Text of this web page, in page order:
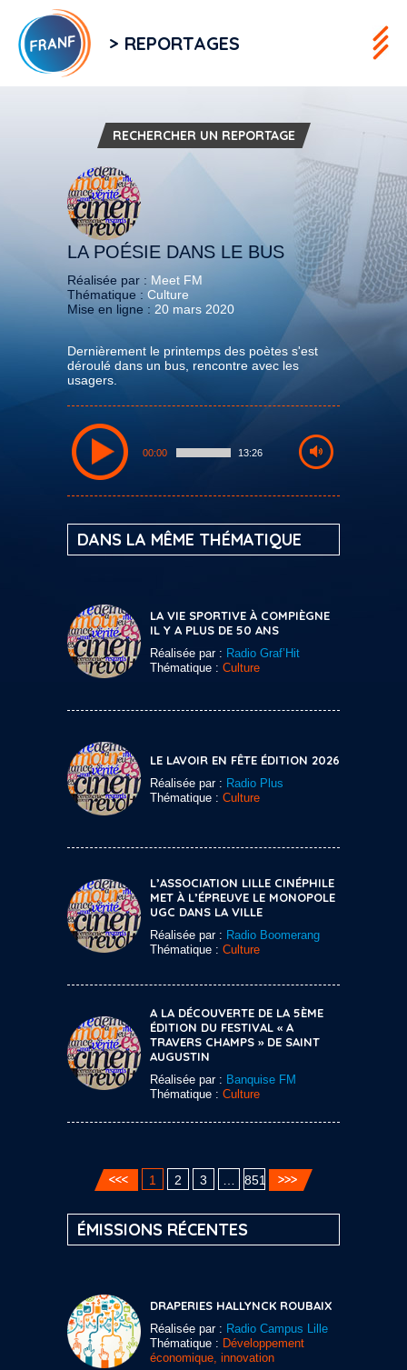
> REPORTAGES
RECHERCHER UN REPORTAGE
LA POÉSIE DANS LE BUS
Réalisée par : Meet FM
Thématique : Culture
Mise en ligne : 20 mars 2020
Dernièrement le printemps des poètes s'est
déroulé dans un bus, rencontre avec les
usagers.
00:00 13:26
DANS LA MÊME THÉMATIQUE
LA VIE SPORTIVE À COMPIÈGNE
IL Y A PLUS DE 50 ANS
Réalisée par : Radio Graf’Hit
Thématique : Culture
LE LAVOIR EN FÊTE ÉDITION 2026
Réalisée par : Radio Plus
Thématique : Culture
L’ASSOCIATION LILLE CINÉPHILE
MET À L’ÉPREUVE LE MONOPOLE
UGC DANS LA VILLE
Réalisée par : Radio Boomerang
Thématique : Culture
A LA DÉCOUVERTE DE LA 5ÈME
ÉDITION DU FESTIVAL « A
TRAVERS CHAMPS » DE SAINT
AUGUSTIN
Réalisée par : Banquise FM
Thématique : Culture
1 2 3 851
ÉMISSIONS RÉCENTES
DRAPERIES HALLYNCK ROUBAIX
Réalisée par : Radio Campus Lille
Thématique : Développement
économique, innovation